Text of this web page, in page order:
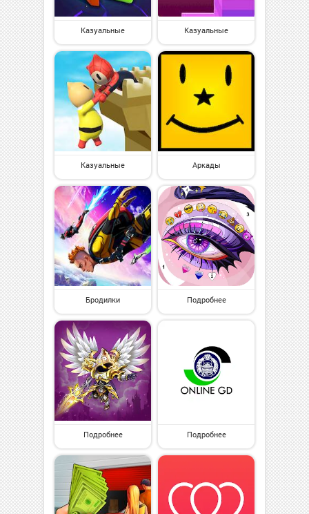
Казуальные Казуальные
Казуальные Аркады
Бродилки Подробнее
Подробнее Подробнее